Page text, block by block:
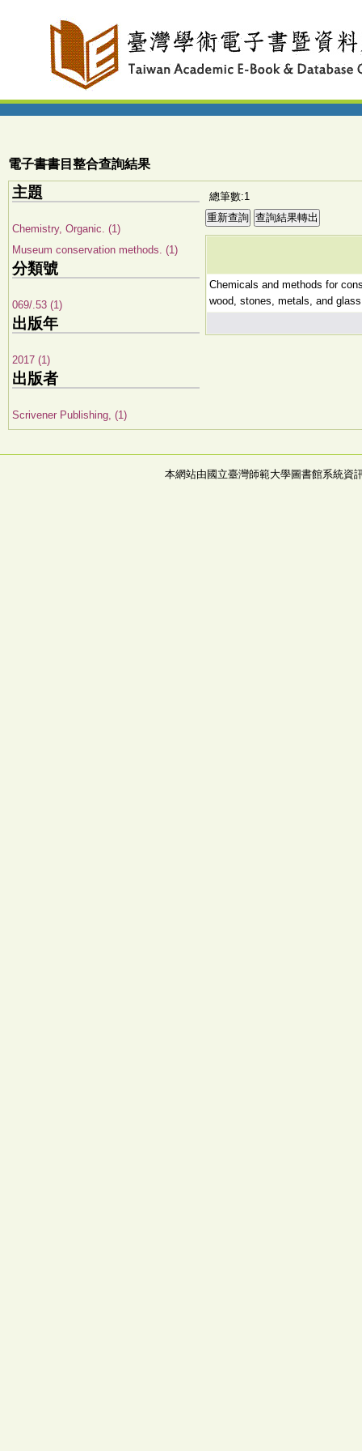
電子書書目整合查詢結果
主題
Chemistry, Organic. (1)
Museum conservation methods. (1)
分類號
069/.53 (1)
出版年
2017 (1)
出版者
Scrivener Publishing, (1)
總筆數:1
Chemicals and methods for
wood, stones, metals, and
本網站由國立臺灣師範大學圖書館系統資